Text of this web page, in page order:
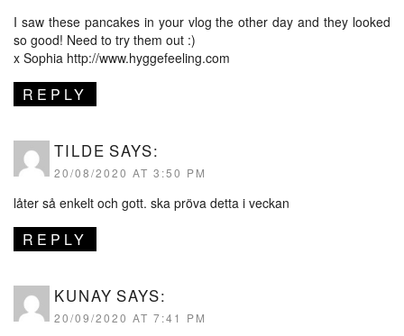
I saw these pancakes in your vlog the other day and they looked
so good! Need to try them out :)
x Sophia http://www.hyggefeeling.com
REPLY
TILDE SAYS:
20/08/2020 AT 3:50 PM
låter så enkelt och gott. ska pröva detta i veckan
REPLY
KUNAY SAYS:
20/09/2020 AT 7:41 PM